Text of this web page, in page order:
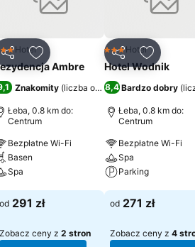
2946)
UdostępnijDodaj do ulubionych
Hotel
Ambre
Znakomity (liczba ocen: 92)
Łeba, 0.8 km do:
Centrum
Bezpłatne Wi-Fi
Basen
Spa
Wyświetl ceny
od 291 zł
Zobacz ceny z 2 stron
UdostępnijDodaj
3 Kategoria
Hotel
Hotel Wodnik
8,4Bardzo dobry (
Łeba, 0.8 km do:
Centrum
Bezpłatne Wi-Fi
Spa
Parking
Wyświetl ceny
od 271 zł
Zobacz ceny z 4